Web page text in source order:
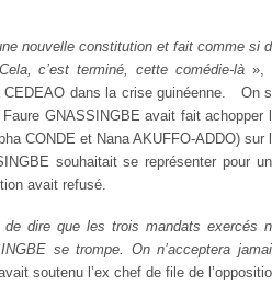
nouvelle constitution et fait comme si
c’est terminé, cette comédie-là »,
dans la crise guinéenne.
On
GNASSINGBE avait fait achopper
CONDE et Nana AKUFFO-ADDO) sur
souhaitait se représenter pour
avait refusé.
de dire que les trois mandats exercés
se trompe. On n’acceptera
soutenu l’ex chef de file de